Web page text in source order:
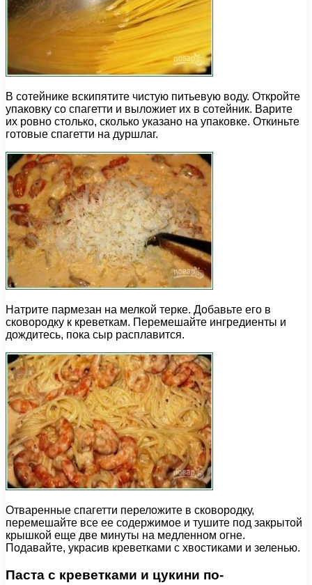
В сотейнике вскипятите чистую питьевую воду. Откройте
упаковку со спагетти и выложиет их в сотейник. Варите
их ровно столько, сколько указано на упаковке. Откиньте
готовые спагетти на дуршлаг.
Натрите пармезан на мелкой терке. Добавьте его в
сковородку к креветкам. Перемешайте ингредиенты и
дождитесь, пока сыр расплавится.
Отваренные спагетти переложите в сковородку,
перемешайте все ее содержимое и тушите под закрытой
крышкой еще две минуты на медленном огне.
Подавайте, украсив креветками с хвостиками и зеленью.
Паста с креветками и цукини по-